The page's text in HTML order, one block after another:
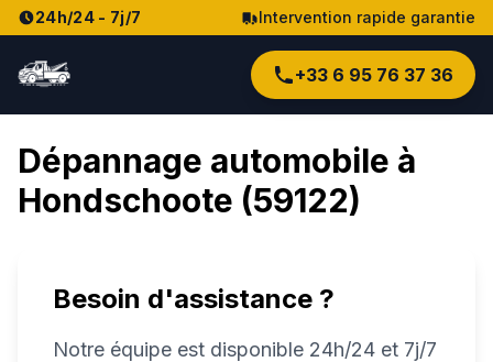
24h/24 - 7j/7 Intervention rapide garantie
+33 6 95 76 37 36
Dépannage automobile à
Hondschoote (59122)
Besoin d'assistance ?
Notre équipe est disponible 24h/24 et 7j/7